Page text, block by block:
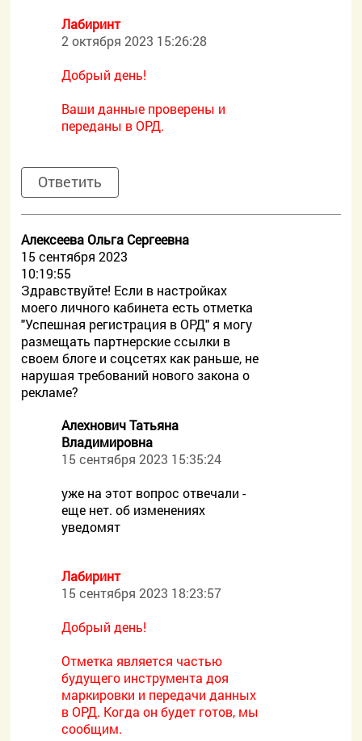
Лабиринт
2 октября 2023 15:26:28
Добрый день!
Ваши данные проверены и
переданы в ОРД.
Ответить
Алексеева Ольга Сергеевна
15 сентября 2023
10:19:55
Здравствуйте! Если в настройках
моего личного кабинета есть отметка
"Успешная регистрация в ОРД" я могу
размещать партнерские ссылки в
своем блоге и соцсетях как раньше, не
нарушая требований нового закона о
рекламе?
Алехнович Татьяна
Владимировна
15 сентября 2023 15:35:24
уже на этот вопрос отвечали -
еще нет. об изменениях
уведомят
Лабиринт
15 сентября 2023 18:23:57
Добрый день!
Отметка является частью
будущего инструмента доя
маркировки и передачи данных
в ОРД. Когда он будет готов, мы
сообщим.